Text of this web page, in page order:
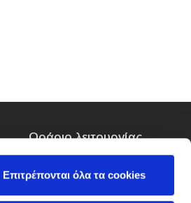
Επιτρέπονται όλα τα cookies
Ωράριο λειτουργίας
Σάββατο
10:00 - 18:00